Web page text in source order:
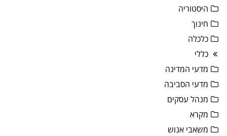
היסטוריה
חינוך
כלכלה
כללי
מדעי המדינה
מדעי הסביבה
מנהל עסקים
מקרא
משאבי אנוש